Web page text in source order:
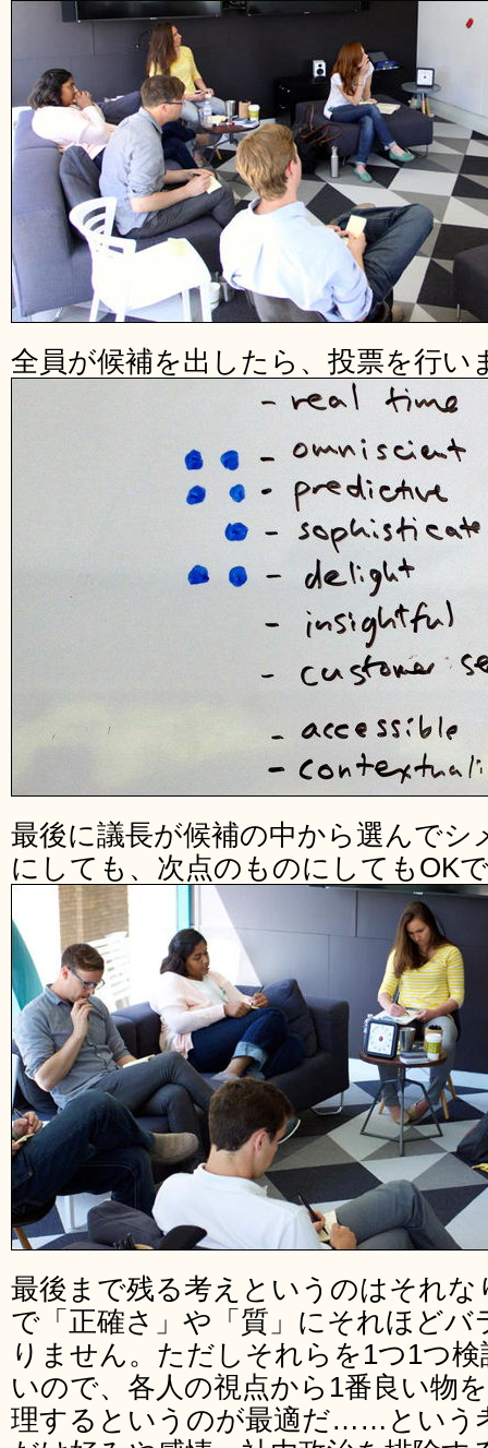
全員が候補を出したら、投票を行い
最後に議長が候補の中から選んでシ
にしても、次点のものにしてもOK
最後まで残る考えというのはそれ
で「正確さ」や「質」にそれほど
りません。ただしそれらを1つ1つ
いので、各人の視点から1番良い物
理するというのが最適だ……という